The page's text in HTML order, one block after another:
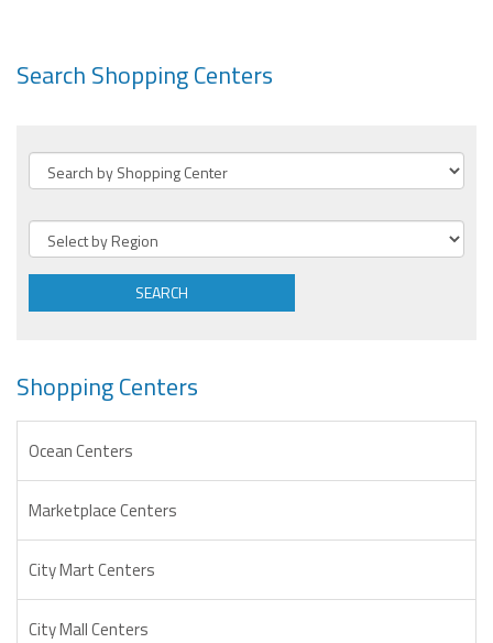
Search Shopping Centers
SEARCH
Shopping Centers
Ocean Centers
Marketplace Centers
City Mart Centers
City Mall Centers